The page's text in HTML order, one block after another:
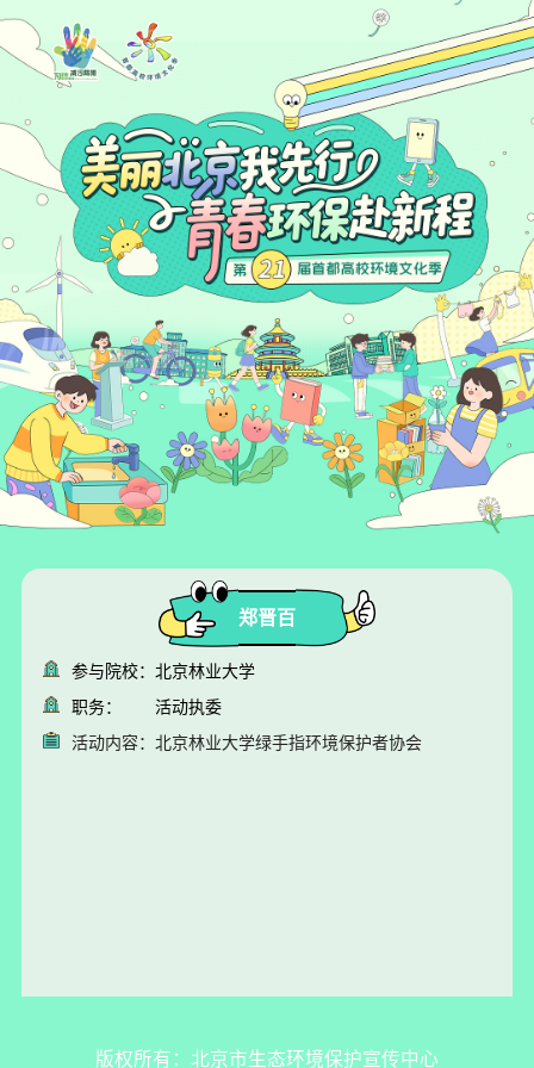
郑晋百
参与院校： 北京林业大学
职务：
活动执委
活动内容： 北京林业大学绿手指环境保护者协会
版权所有：北京市生态环境保护宣传中心